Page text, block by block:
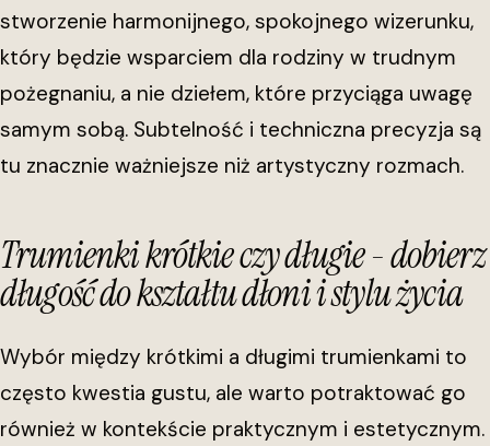
stworzenie harmonijnego, spokojnego wizerunku,
który będzie wsparciem dla rodziny w trudnym
pożegnaniu, a nie dziełem, które przyciąga uwagę
samym sobą. Subtelność i techniczna precyzja są
tu znacznie ważniejsze niż artystyczny rozmach.
Trumienki krótkie czy długie - dobierz
długość do kształtu dłoni i stylu życia
Wybór między krótkimi a długimi trumienkami to
często kwestia gustu, ale warto potraktować go
również w kontekście praktycznym i estetycznym.